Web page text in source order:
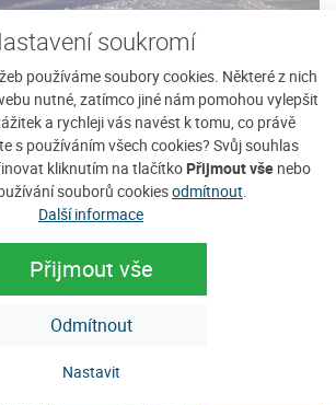
soukromí
používáme soubory cookies. Některé z nich
nutné, zatímco jiné nám pomohou vylepšit
a rychleji vás navést k tomu, co právě
s používáním všech cookies? Svůj souhlas
kliknutím na tlačítko Přijmout vše nebo
souborů cookiesodmítnout.
Další informace
Přijmout vše
Odmítnout
Nastavit
- Javorník na Šumavě
Javorníku je
rodiny s dětmi,
zimním...
Zobrazit detaily